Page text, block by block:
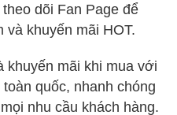
dõi Fan Page để
và khuyến mãi HOT.
khuyến mãi khi mua với
quốc, nhanh chóng
nhu cầu khách hàng.